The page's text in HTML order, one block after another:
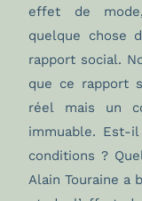
effet de
quelque chose
rapport social.
que ce rapport
réel mais un
immuable. Est-
conditions ?
Alain Touraine a